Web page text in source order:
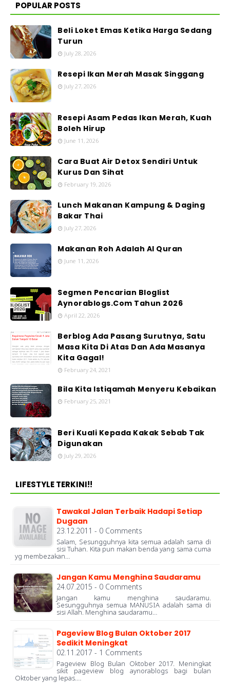
POPULAR POSTS
Beli Loket Emas Ketika Harga Sedang
Turun
July 28, 2026
Resepi Ikan Merah Masak Singgang
July 27, 2026
Resepi Asam Pedas Ikan Merah, Kuah
Boleh Hirup
June 11, 2026
Cara Buat Air Detox Sendiri Untuk
Kurus Dan Sihat
February 19, 2026
Lunch Makanan Kampung & Daging
Bakar Thai
July 27, 2026
Makanan Roh Adalah Al Quran
June 11, 2026
Segmen Pencarian Bloglist
Aynorablogs.Com Tahun 2026
April 22, 2026
Berblog Ada Pasang Surutnya, Satu
Masa Kita Di Atas Dan Ada Masanya
Kita Gagal!
February 24, 2021
Bila Kita Istiqamah Menyeru Kebaikan
February 25, 2021
Beri Kuali Kepada Kakak Sebab Tak
Digunakan
July 29, 2026
LIFESTYLE TERKINI!!
Tawakal Jalan Terbaik Hadapi Setiap
Dugaan
23.12.2011 - 0 Comments
Salam, Sesungguhnya kita semua adalah sama di
sisi Tuhan. Kita pun makan benda yang sama cuma
yg membezakan…
Jangan Kamu Menghina Saudaramu
24.07.2015 - 0 Comments
Jangan kamu menghina saudaramu.
Sesungguhnya semua MANUSIA adalah sama di
sisi Allah. Menghina saudaramu…
Pageview Blog Bulan Oktober 2017
Sedikit Meningkat
02.11.2017 - 1 Comments
Pageview Blog Bulan Oktober 2017. Meningkat
sikit pageview blog aynorablogs bagi bulan
Oktober yang lepas.…